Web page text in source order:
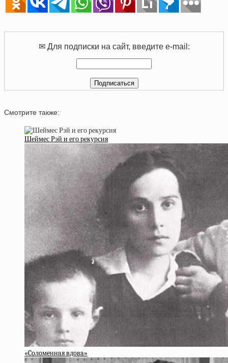
✉ Для подписки на сайт, введите e-mail:
Смотрите также:
Шеймес Рэй и его рекурсия
«Coлoмeннaя вдoвa»